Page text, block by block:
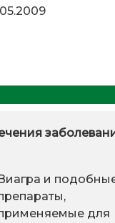
Виагра и
для